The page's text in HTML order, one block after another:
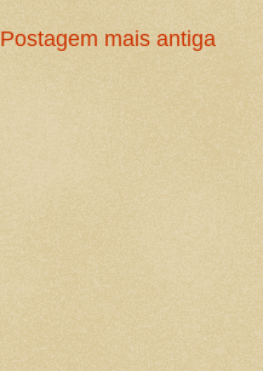
Postagem mais antiga